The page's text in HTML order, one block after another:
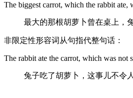
The biggest carrot, which the rabbit ate,
最大的那根胡萝卜曾在桌上，
非限定性形容词从句指代整句话：
The rabbit ate the carrot, which was not
兔子吃了胡萝卜，这事儿不令